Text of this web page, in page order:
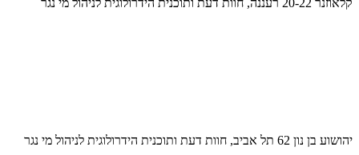
יהושוע בן נון 62 תל אביב, חוות דעת ותוכנית הידרולוגית לניהול מי נגר